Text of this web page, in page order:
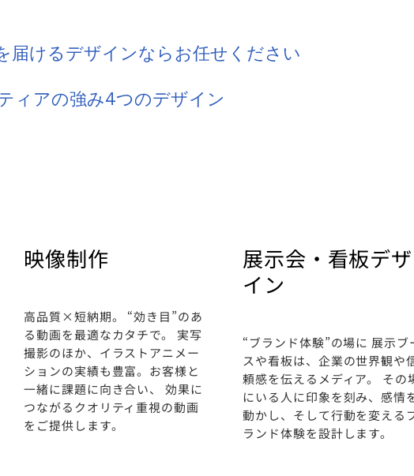
届けるデザインならお任せください
4つのデザイン
ィアの強み
映像制作
高品質×短納期。 “効き目”のあ
る動画を最適なカタチで。 実写
撮影のほか、イラストアニメー
ションの実績も豊富。お客様と
一緒に課題に向き合い、 効果に
つながるクオリティ重視の動画
をご提供します。
展示会・看板デザ
イン
“ブランド体験”の場に 展示ブ
スや看板は、企業の世界観や
頼感を伝えるメディア。 その
にいる人に印象を刻み、感情
動かし、そして行動を変える
ランド体験を設計します。